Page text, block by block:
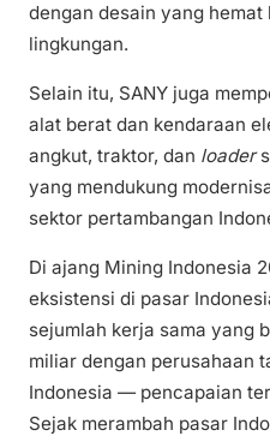
dengan desain yang
lingkungan.
Selain itu, SANY juga
alat berat dan kendaraan
angkut, traktor, dan loader
yang mendukung
sektor pertambangan
Di ajang Mining Indonesia
eksistensi di pasar
sejumlah kerja sama yang
miliar dengan perusahaan
Indonesia — pencapaian
Sejak merambah pasar